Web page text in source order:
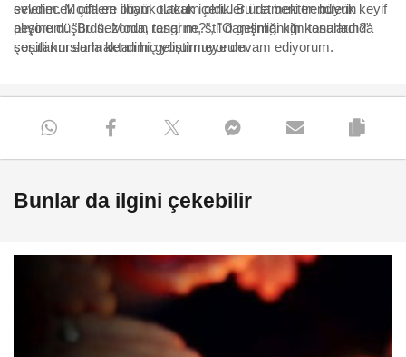
evlenecek çiftlere ilham olacak içerikler üretmekten büyük keyif
alıyorum. "Bu sezonun rengi ne?", "O gelinliği kim tasarladı?"
sorularını sormaktan hiç yorulmuyorum.
sevdim. Moda en büyük tutkum oldu. Bu da beni trendlerin
peşine düşürdü. Moda, tasarım, stil danışmanlığı konularında
çeşitli kurslarla kendimi geliştirmeye devam ediyorum.
Bunlar da ilgini çekebilir